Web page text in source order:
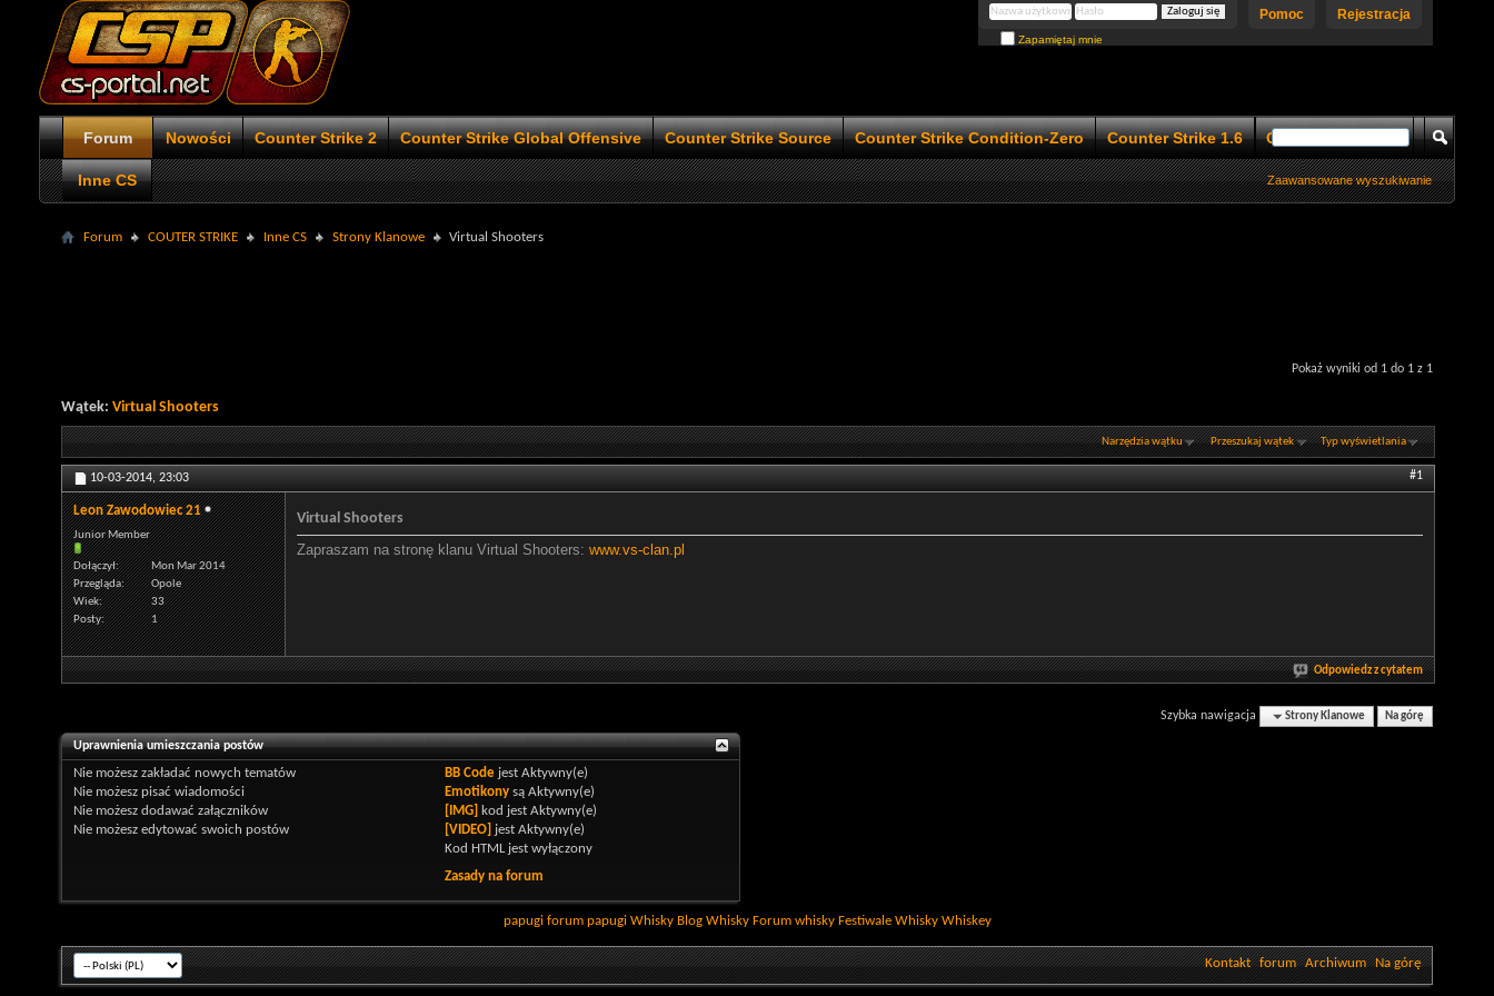
Rejestracja
Pomoc
Zapamiętaj mnie
Forum Nowości Counter Strike 2 Counter Strike Global Offensive Counter Strike Source Counter Strike Condition-Zero Counter Strike 1.6 Counter Strike 1.5
Inne CS Zaawansowane wyszukiwanie
Forum COUTER STRIKE Inne CS Strony Klanowe Virtual Shooters
Pokaż wyniki od 1 do 1 z 1
Wątek: Virtual Shooters
Narzędzia wątku Przeszukaj wątek Typ wyświetlania
10-03-2014, 23:03 #1
Leon Zawodowiec 21
Junior Member
Dołączył
Mon Mar 2014
Przegląda
Opole
Wiek
33
Posty
1
Virtual Shooters
Zapraszam na stronę klanu Virtual Shooters: www.vs-clan.pl
Odpowiedz z cytatem
Szybka nawigacja Strony Klanowe Na górę
Uprawnienia umieszczania postów
Nie możesz zakładać nowych tematów
Nie możesz pisać wiadomości
Nie możesz dodawać załączników
Nie możesz edytować swoich postów
BB Code jestAktywny(e)
Emotikony sąAktywny(e)
[IMG] kod jestAktywny(e)
[VIDEO] jestAktywny(e)
Kod HTML jestwyłączony
Zasady na forum
papugi forum papugi Whisky Blog Whisky Forum whisky Festiwale Whisky Whiskey
Kontakt forum Archiwum Na górę